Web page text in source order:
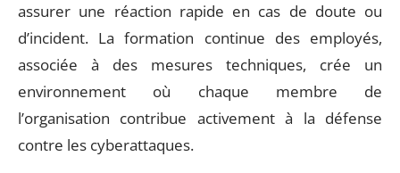
assurer une réaction rapide en cas de doute ou
d’incident. La formation continue des employés,
associée à des mesures techniques, crée un
environnement où chaque membre de
l’organisation contribue activement à la défense
contre les cyberattaques.